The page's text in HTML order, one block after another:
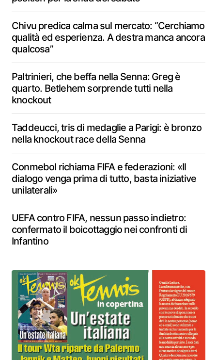
Chivu predica calma sul mercato: “Cerchiamo
qualità ed esperienza. A destra manca ancora
qualcosa”
Paltrinieri, che beffa nella Senna: Greg è
quarto. Betlehem sorprende tutti nella
knockout
Taddeucci, tris di medaglie a Parigi: è bronzo
nella knockout race della Senna
Conmebol richiama FIFA e federazioni: «Il
dialogo venga prima di tutto, basta iniziative
unilaterali»
UEFA contro FIFA, nessun passo indietro:
confermato il boicottaggio nei confronti di
Infantino